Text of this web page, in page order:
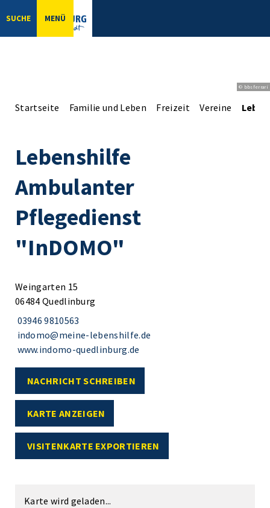
SUCHE MENÜ
© bbsferrari
Startseite Familie und Leben Freizeit Vereine
Lebenshilfe
Ambulanter
Pflegedienst
"InDOMO"
Weingarten 15
06484 Quedlinburg
03946 9810563
indomo@meine-lebenshilfe.de
www.indomo-quedlinburg.de
NACHRICHT SCHREIBEN
KARTE ANZEIGEN
VISITENKARTE EXPORTIEREN
Karte wird geladen...